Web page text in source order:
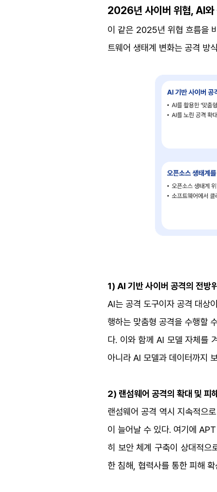
2026년 사이버 위협, AI와
이 같은 2025년 위협 흐름을
트웨어 생태계 변화는 공격 방
1) AI 기반 사이버 공격의 전방
AI는 공격 도구이자 공격 대상
행하는 맞춤형 공격을 수행할
다. 이와 함께 AI 모델 자체를
아니라 AI 모델과 데이터까지
2) 랜섬웨어 공격의 확대 및 피
랜섬웨어 공격 역시 지속적으
이 늘어날 수 있다. 여기에
히 보안 체계 구축이 상대적으
한 침해, 협력사를 통한 피해